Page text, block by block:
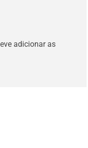
adicionar as